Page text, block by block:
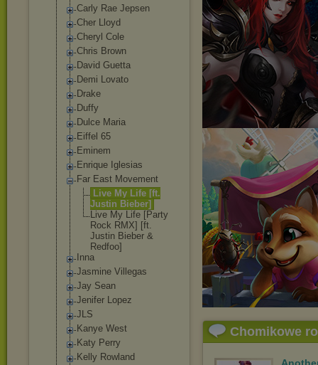
Carly Rae Jepsen
Cher Lloyd
Cheryl Cole
Chris Brown
David Guetta
Demi Lovato
Drake
Duffy
Dulce Maria
Eiffel 65
Eminem
Enrique Iglesias
Far East Movement
Live My Life [ft.
Justin Bieber]
Live My Life [Party
Rock RMX] [ft.
Justin Bieber &
Redfoo]
Inna
Jasmine Villegas
Jay Sean
Jenifer Lopez
JLS
Kanye West
Katy Perry
Kelly Rowland
Chomikowe